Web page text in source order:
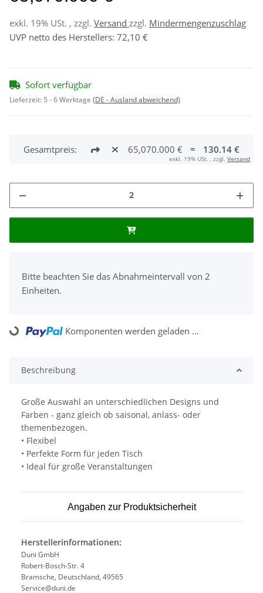
exkl. 19% USt. , zzgl. Versand zzgl. Mindermengenzuschlag
UVP netto des Herstellers: 72,10 €
Sofort verfügbar
Lieferzeit: 5 - 6 Werktage (DE - Ausland abweichend)
Gesamtpreis: 65,070.000 € = 130.14 €
exkl. 19% USt. , zzgl. Versand
Bitte beachten Sie das Abnahmeintervall von 2
Einheiten.
Loading... Komponenten werden geladen ...
Beschreibung
Große Auswahl an unterschiedlichen Designs und
Farben - ganz gleich ob saisonal, anlass- oder
themenbezogen.
• Flexibel
• Perfekte Form für jeden Tisch
• Ideal für große Veranstaltungen
Angaben zur Produktsicherheit
Herstellerinformationen:
Duni GmbH
Robert-Bosch-Str. 4
Bramsche, Deutschland, 49565
Service@duni.de